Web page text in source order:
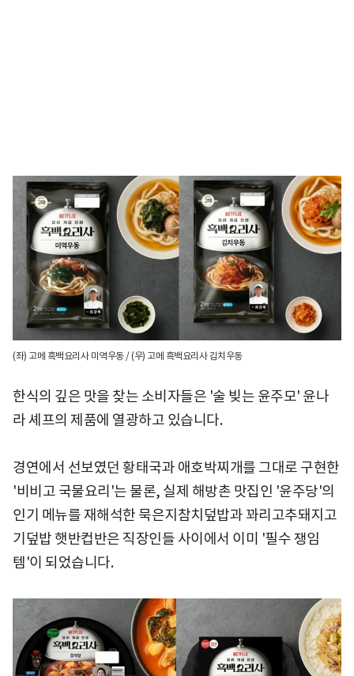
(좌) 고메 흑백요리사 미역우동 / (우) 고메 흑백요리사 김치우동
한식의 깊은 맛을 찾는 소비자들은 '술 빚는 윤주모' 윤나
라 셰프의 제품에 열광하고 있습니다.
경연에서 선보였던 황태국과 애호박찌개를 그대로 구현한
'비비고 국물요리'는 물론, 실제 해방촌 맛집인 '윤주당'의
인기 메뉴를 재해석한 묵은지참치덮밥과 꽈리고추돼지고
기덮밥 햇반컵반은 직장인들 사이에서 이미 '필수 쟁임
템'이 되었습니다.